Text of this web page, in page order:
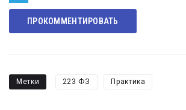
Telegram
ПРОКОММЕНТИРОВАТЬ
Метки 223 ФЗ Практика